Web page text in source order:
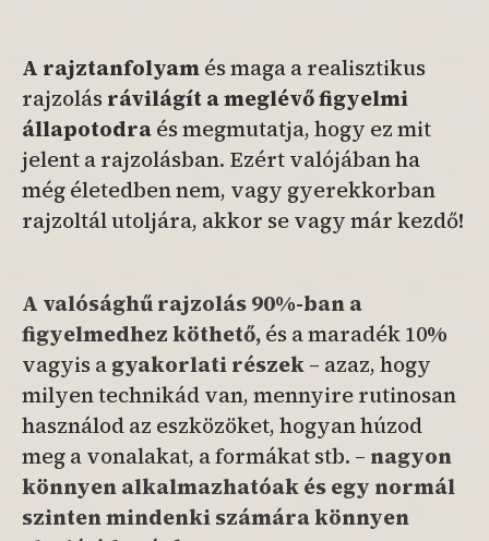
A rajztanfolyamés maga a realisztikus
rajzolásrávilágít a meglévő figyelmi
állapotodraés megmutatja, hogy ez mit
jelent a rajzolásban. Ezért valójában ha
még életedben nem, vagy gyerekkorban
rajzoltál utoljára, akkor se vagy már kezdő!
A valósághű rajzolás 90%-ban a
figyelmedhez köthető,és a maradék 10%
vagyis agyakorlati részek– azaz, hogy
milyen technikád van, mennyire rutinosan
használod az eszközöket, hogyan húzod
meg a vonalakat, a formákat stb. – nagyon
könnyen alkalmazhatóakés egy normál
szinten mindenki számára könnyen